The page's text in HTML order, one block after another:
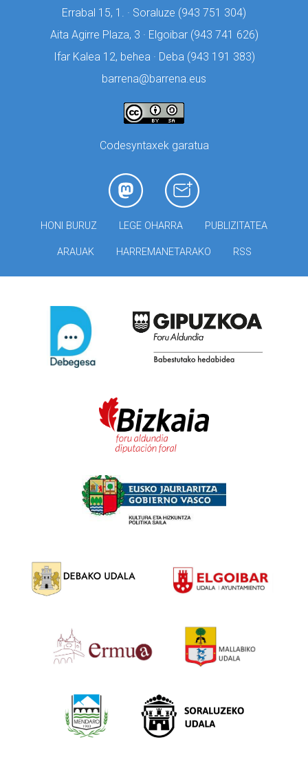
Errabal 15, 1. · Soraluze (943 751 304)
Aita Agirre Plaza, 3 · Elgoibar (943 741 626)
Ifar Kalea 12, behea · Deba (943 191 383)
barrena@barrena.eus
Codesyntaxek garatua
HONI BURUZ LEGE OHARRA PUBLIZITATEA
ARAUAK HARREMANETARAKO RSS